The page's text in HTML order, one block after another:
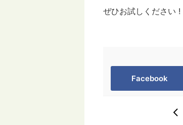
ぜひお試しください !
Facebook